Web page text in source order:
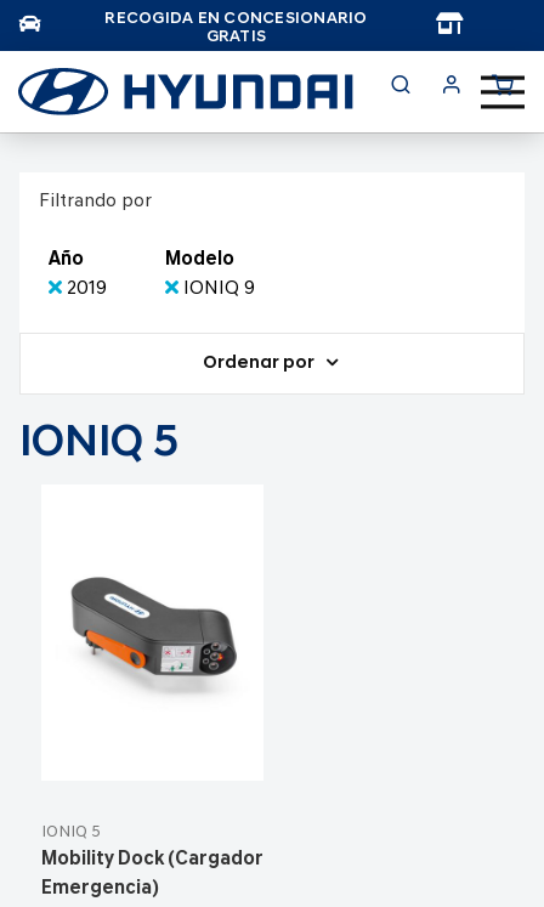
RECOGIDA EN CONCESIONARIO
GRATIS
Filtrando por
Año
2019
Modelo
IONIQ 9
Ordenar por
IONIQ 5
IONIQ 5
Mobility Dock (Cargador
Emergencia)